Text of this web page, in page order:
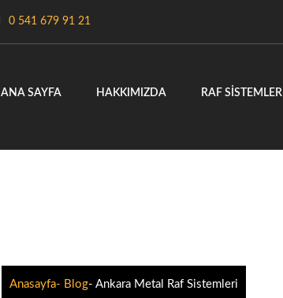
0 541 679 91 21
ANA SAYFA HAKKIMIZDA RAF SISTEMLERI
Anasayfa- Blog- Ankara Metal Raf Sistemleri